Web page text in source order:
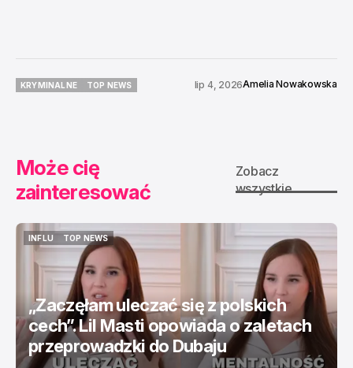
KRYMINALNE
TOP NEWS
lip 4, 2026Amelia Nowakowska
Może cię
zainteresować
Zobacz
wszystkie
INFLU
INFLU
TOP NEWS
TOP NEWS
„Zaczęłam uleczać się z polskich
cech”. Lil Masti opowiada o zaletach
przeprowadzki do Dubaju